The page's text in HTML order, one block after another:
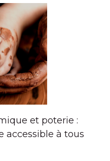
et poterie :
accessible à tous